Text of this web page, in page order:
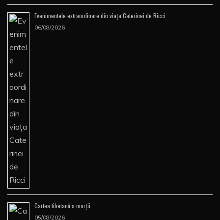
Evenimentele extraordinare din viața Caterinei de Ricci
06/08/2026
Cartea tibetană a morţii
05/08/2026